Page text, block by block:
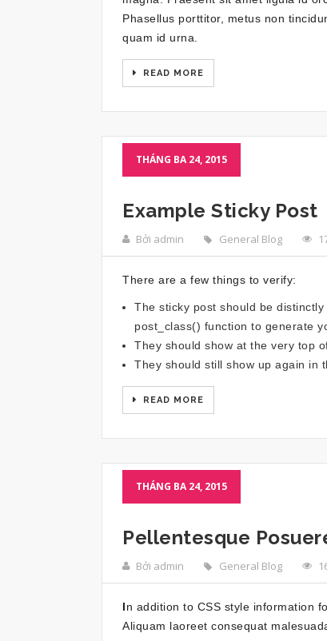
Phasellus porttitor, metus non
quam id urna.
READ MORE
THÁNG BA 24, 2015
Example Sticky Post
Bởi admin General Blog
There are a few things to verify:
The sticky post should be
post_class() function to generate
They should show at the very top
They should still show up again in
READ MORE
THÁNG BA 24, 2015
Pellentesque
Bởi admin General Blog
In addition to CSS style information
Aliquam laoreet consequat